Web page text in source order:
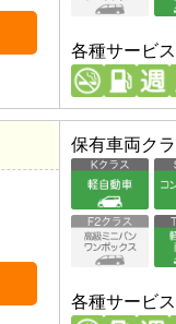
各種サービス
保有車両ク
各種サービス